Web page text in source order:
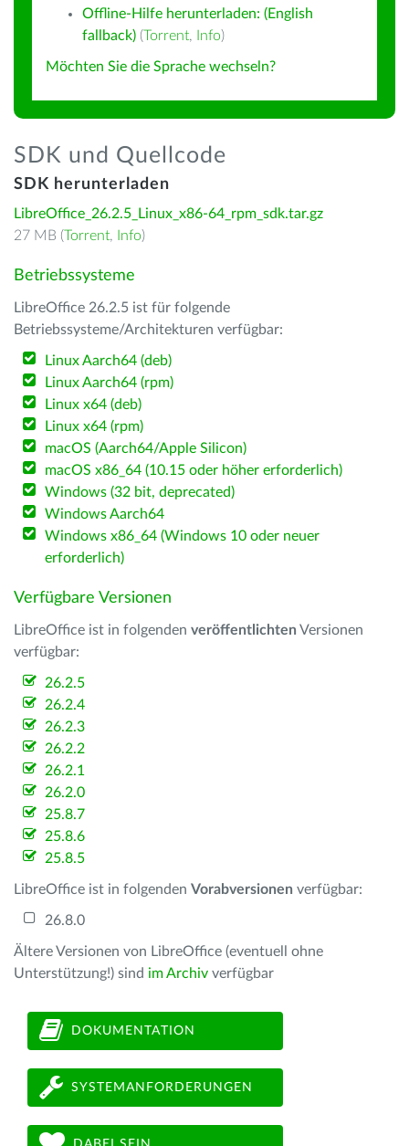
Offline-Hilfe herunterladen: (English
fallback) (Torrent, Info)
Möchten Sie die Sprache wechseln?
SDK und Quellcode
SDK herunterladen
LibreOffice_26.2.5_Linux_x86-64_rpm_sdk.tar.gz
27 MB (Torrent, Info)
Betriebssysteme
LibreOffice 26.2.5 ist für folgende
Betriebssysteme/Architekturen verfügbar:
Linux Aarch64 (deb)
Linux Aarch64 (rpm)
Linux x64 (deb)
Linux x64 (rpm)
macOS (Aarch64/Apple Silicon)
macOS x86_64 (10.15 oder höher erforderlich)
Windows (32 bit, deprecated)
Windows Aarch64
Windows x86_64 (Windows 10 oder neuer
erforderlich)
Verfügbare Versionen
LibreOffice ist in folgenden veröffentlichten Versionen
verfügbar:
26.2.5
26.2.4
26.2.3
26.2.2
26.2.1
26.2.0
25.8.7
25.8.6
25.8.5
LibreOffice ist in folgenden Vorabversionen verfügbar:
26.8.0
Ältere Versionen von LibreOffice (eventuell ohne
Unterstützung!) sind im Archiv verfügbar
DOKUMENTATION
SYSTEMANFORDERUNGEN